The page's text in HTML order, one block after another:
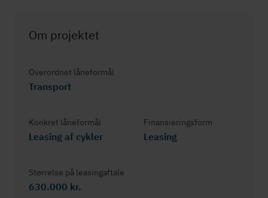
Om projektet
Overordnet låneformål
Transport
Konkret låneformål
Leasing af cykler
Fi­nan­si­e­rings­form
Leasing
Størrelse på leasingaftale
630.000 kr.